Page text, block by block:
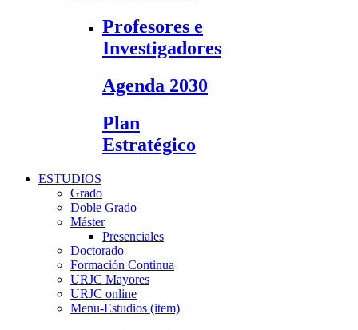
Profesores e
Investigadores
Agenda 2030
Plan
Estratégico
ESTUDIOS
Grado
Doble Grado
Máster
Presenciales
Doctorado
Formación Continua
URJC Mayores
URJC online
Menu-Estudios (item)